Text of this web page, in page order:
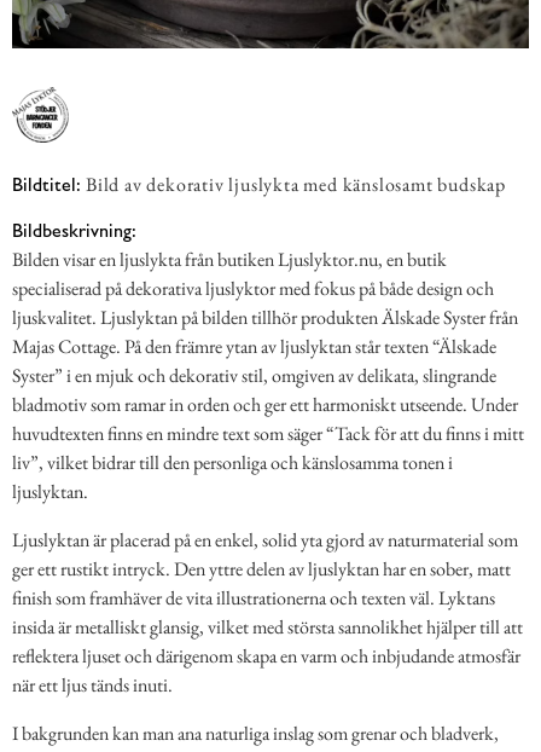
Bildtitel: Bild av dekorativ ljuslykta med känslosamt budskap
Bildbeskrivning:
Bilden visar en ljuslykta från butiken Ljuslyktor.nu, en butik
specialiserad på dekorativa ljuslyktor med fokus på både design och
ljuskvalitet. Ljuslyktan på bilden tillhör produkten Älskade Syster från
Majas Cottage. På den främre ytan av ljuslyktan står texten “Älskade
Syster” i en mjuk och dekorativ stil, omgiven av delikata, slingrande
bladmotiv som ramar in orden och ger ett harmoniskt utseende. Under
huvudtexten finns en mindre text som säger “Tack för att du finns i mitt
liv”, vilket bidrar till den personliga och känslosamma tonen i
ljuslyktan.
Ljuslyktan är placerad på en enkel, solid yta gjord av naturmaterial som
ger ett rustikt intryck. Den yttre delen av ljuslyktan har en sober, matt
finish som framhäver de vita illustrationerna och texten väl. Lyktans
insida är metalliskt glansig, vilket med största sannolikhet hjälper till att
reflektera ljuset och därigenom skapa en varm och inbjudande atmosfär
när ett ljus tänds inuti.
I bakgrunden kan man ana naturliga inslag som grenar och bladverk,